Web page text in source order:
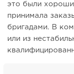
это были
принимала
бригадами. В
или из